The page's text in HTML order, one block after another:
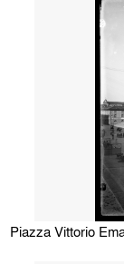
Piazza Vittorio